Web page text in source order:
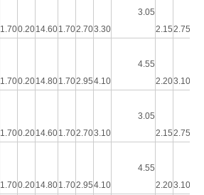
Leiterplatten-Stiftleiste mit 4,2 Rastermaß Leiterplatten-Buchsenleiste 90 Grad mit Kunststoffstift M4257RD-2x1-WL
1.700.2014.601.702.703.30
3.05
2.152.75
1.700.2014.801.702.954.10
4.55
2.203.10
1.700.2014.601.702.703.10
3.05
2.152.75
1.700.2014.801.702.954.10
4.55
2.203.10